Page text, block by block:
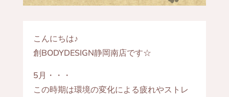
こんにちは♪
創BODYDESIGN静岡南店です☆
5月・・・
この時期は環境の変化による疲れやストレ